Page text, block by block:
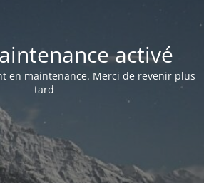
activé
en maintenance. Merci de revenir plus
tard